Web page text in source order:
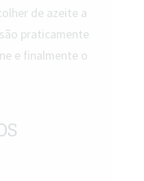
de azeite a
praticamente
e finalmente o